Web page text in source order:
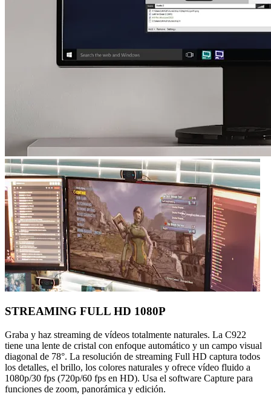
STREAMING FULL HD 1080P
Graba y haz streaming de vídeos totalmente naturales. La C922
tiene una lente de cristal con enfoque automático y un campo visual
diagonal de 78°. La resolución de streaming Full HD captura todos
los detalles, el brillo, los colores naturales y ofrece vídeo fluido a
1080p/30 fps (720p/60 fps en HD). Usa el software Capture para
funciones de zoom, panorámica y edición.